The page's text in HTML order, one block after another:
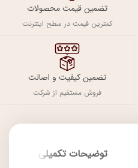
تضمین قیمت محصولات
کمترین قیمت در سطح اینترنت
تضمین کیفیت و اصالت
فروش مستقیم از شرکت
توضیحات تکمیلی